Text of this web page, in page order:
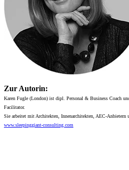
Zur Autorin:
Karen Fugle (London) ist dipl. Personal & Business Coach
Facilitator.
Sie arbeitet mit Architekten, Innenarchitekten, AEC-Anbietern
www.sleepinggiant-consulting.com